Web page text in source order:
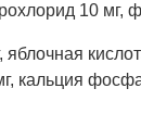
10 мг,
яблочная
кальция